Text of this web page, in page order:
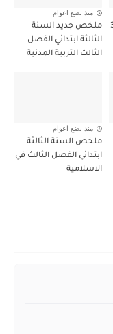
السنة 3
منذ بضع اعوام
ملخص جديد السنة
الثالثة ابتدائي الفصل
الثالث الترببة المدنية
منذ بضع اعوام
ملخص السنة الثالثة
ابتدائي الفصل الثالث في
الاسلامية